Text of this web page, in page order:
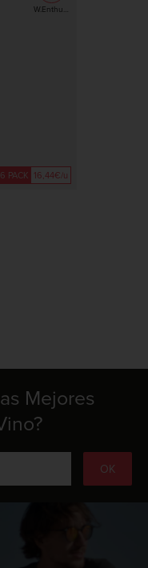
W.Enthusiast
PACK 16,44€/u
Mejores